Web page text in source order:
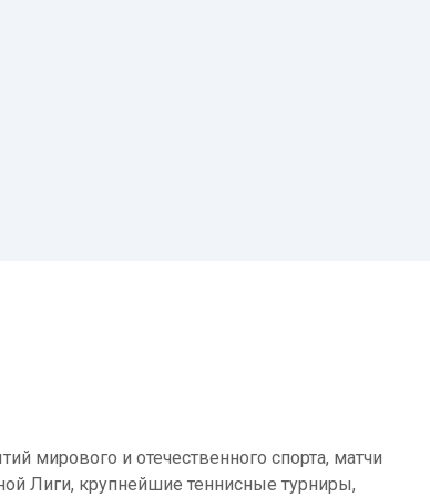
мирового и отечественного спорта, матчи
Лиги, крупнейшие теннисные турниры,